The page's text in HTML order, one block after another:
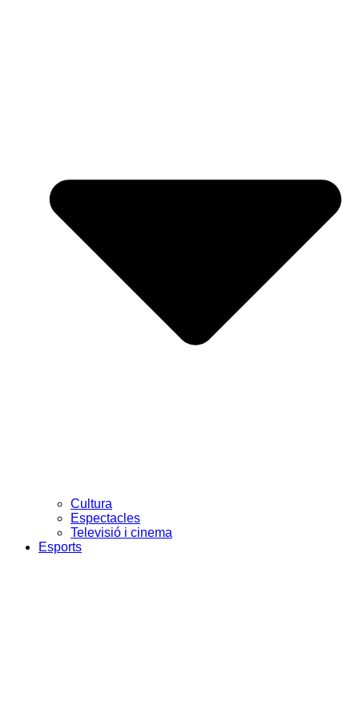
Cultura
Espectacles
Televisió i cinema
Esports